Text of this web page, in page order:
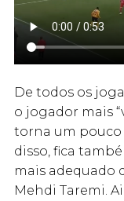
De todos os
o jogador mais
torna um pouco
disso, fica
mais adequado
Mehdi Taremi.